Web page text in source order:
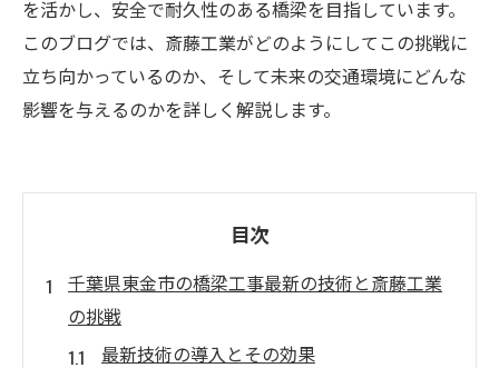
を活かし、安全で耐久性のある橋梁を目指しています。
このブログでは、斎藤工業がどのようにしてこの挑戦に
立ち向かっているのか、そして未来の交通環境にどんな
影響を与えるのかを詳しく解説します。
目次
千葉県東金市の橋梁工事最新の技術と斎藤工業
の挑戦
最新技術の導入とその効果